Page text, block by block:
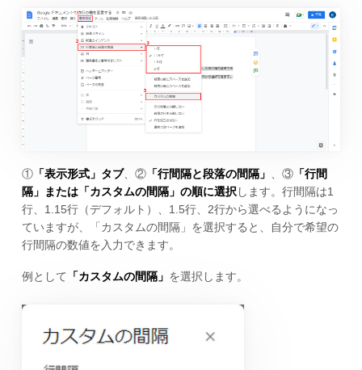
①「表示形式」タブ、②「行間隔と段落の間隔」 、③「行間
隔」または「カスタムの間隔」の順に選択します。行間隔は1
行、1.15行（デフォルト）、1.5行、2行から選べるようになっ
ていますが、「カスタムの間隔」を選択すると、自分で希望の
行間隔の数値を入力できます。
例として 「カスタムの間隔」 を選択します。